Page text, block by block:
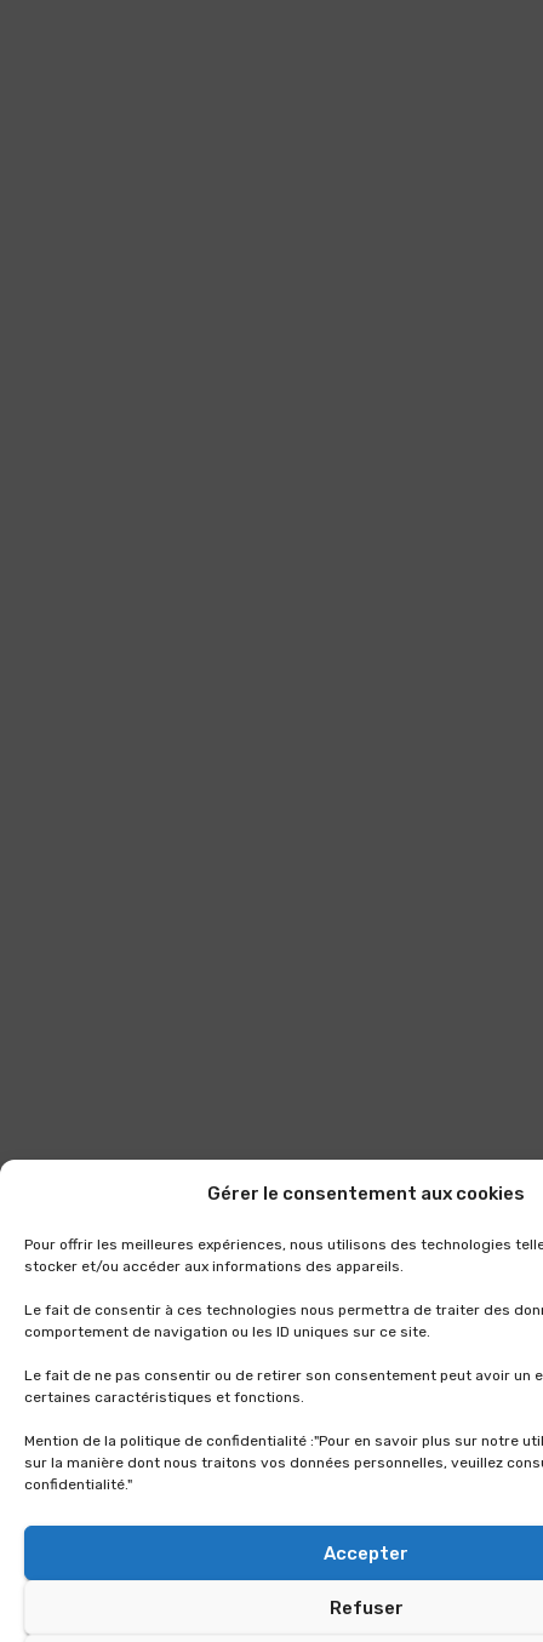
Gérer le consentement aux cookies
Pour offrir les meilleures expériences, nous utilisons des technologies
stocker et/ou accéder aux informations des appareils.
Le fait de consentir à ces technologies nous permettra de traiter des
comportement de navigation ou les ID uniques sur ce site.
Le fait de ne pas consentir ou de retirer son consentement peut avoir un
certaines caractéristiques et fonctions.
Mention de la politique de confidentialité :"Pour en savoir plus sur notre
sur la manière dont nous traitons vos données personnelles, veuillez
confidentialité."
Accepter
Refuser